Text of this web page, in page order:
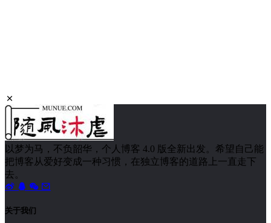
以梦为马，不负韶华，个人博客 4.0 版全新出发。希望自己能
把博客从爱好变成一种习惯，在独立博客的道路上一直走下
去。
关于我们